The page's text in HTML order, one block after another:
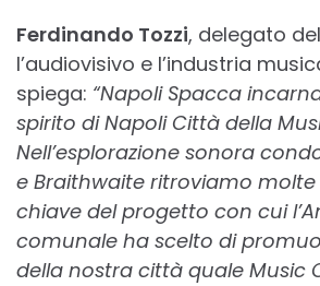
Ferdinando Tozzi, delegato
l’audiovisivo e l’industria
spiega: “Napoli Spacca
spirito di Napoli Città della
Nell’esplorazione sonora
e Braithwaite ritroviamo molte
chiave del progetto con cui
comunale ha scelto di
della nostra città quale Music